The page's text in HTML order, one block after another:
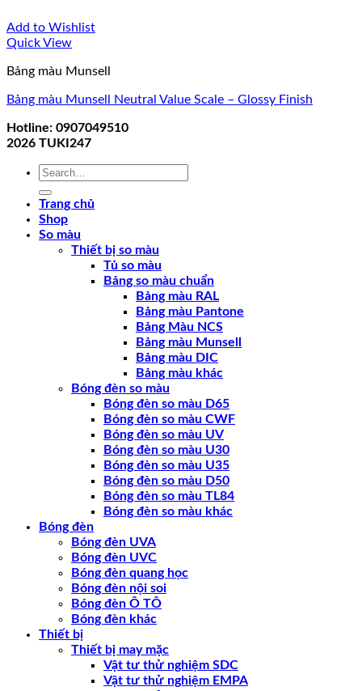
Add to Wishlist
Quick View
Bảng màu Munsell
Bảng màu Munsell Neutral Value Scale – Glossy Finish
Hotline: 0907049510
2026 TUKI247
Search
Trang chủ
Shop
So màu
Thiết bị so màu
Tủ so màu
Bảng so màu chuẩn
Bảng màu RAL
Bảng màu Pantone
Bảng Màu NCS
Bảng màu Munsell
Bảng màu DIC
Bảng màu khác
Bóng đèn so màu
Bóng đèn so màu D65
Bóng đèn so màu CWF
Bóng đèn so màu UV
Bóng đèn so màu U30
Bóng đèn so màu U35
Bóng đèn so màu D50
Bóng đèn so màu TL84
Bóng đèn so màu khác
Bóng đèn
Bóng đèn UVA
Bóng đèn UVC
Bóng đèn quang học
Bóng đèn nội soi
Bóng đèn Ô TÔ
Bóng đèn khác
Thiết bị
Thiết bị may mặc
Vật tư thử nghiệm SDC
Vật tư thử nghiệm EMPA